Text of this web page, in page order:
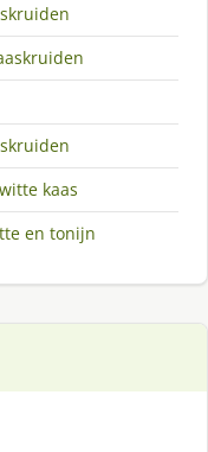
kaas
en tonijn